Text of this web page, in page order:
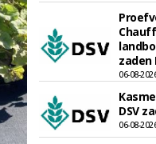
zaden
06-08-
DSV
06-08-